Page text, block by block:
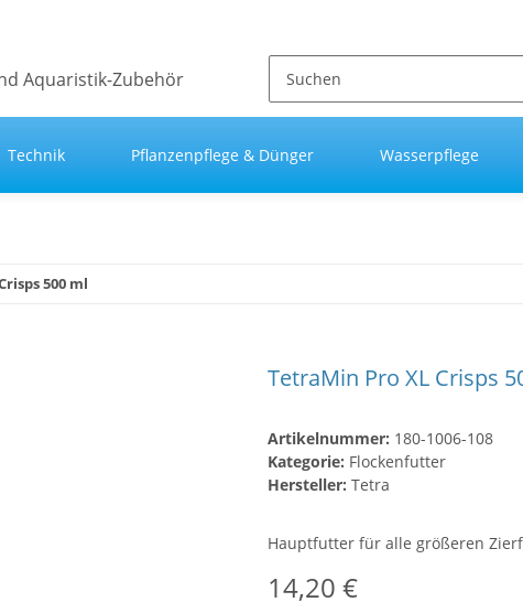
Technik Pflanzenpflege & Dünger Wasserpflege
500 ml
TetraMin Pro XL Crisps
Artikelnummer: 180-1006-108
Kategorie: Flockenfutter
Hersteller: Tetra
Hauptfutter für alle größeren
14,20 €